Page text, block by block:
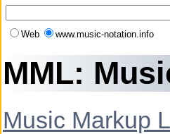
Web www.music-notation.info
MML:
Music Markup